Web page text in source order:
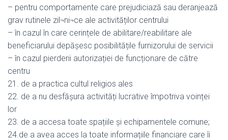
– pentru comportamente care prejudiciază sau deranjează
grav rutinele zil¬ni¬ce ale activităților centrului
– în cazul în care cerințele de abilitare/reabilitare ale
beneficiarului depășesc posibilitățile furnizorului de servicii
– în cazul pierderii autorizației de funcționare de către
centru
21. de a practica cultul religios ales
22. de a nu desfășura activități lucrative împotriva voinței
lor
23. de a accesa toate spațiile și echipamentele comune;
24.de a avea acces la toate informațiile financiare care îi